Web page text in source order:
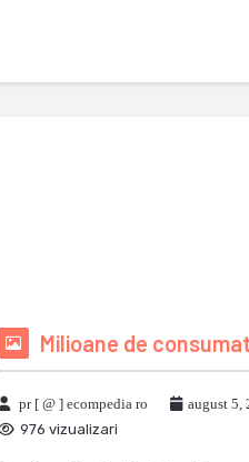
Milioane de
pr [ @ ] ecompedia ro august 5,
976 vizualizari